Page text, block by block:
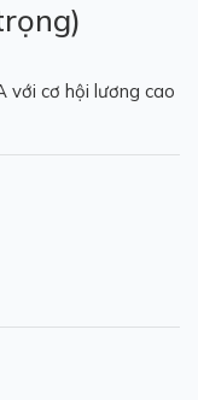
với cơ hội lương cao